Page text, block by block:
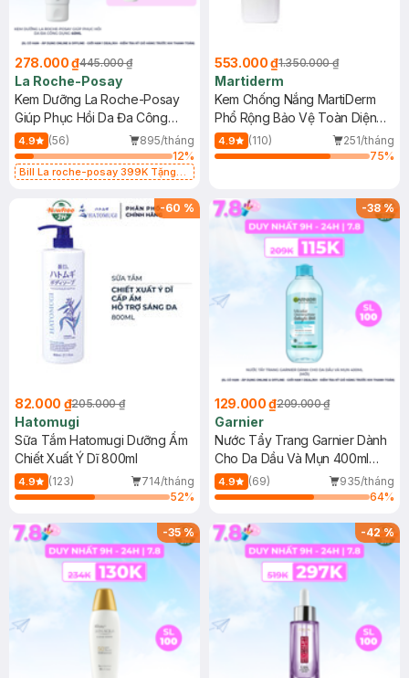
278.000 ₫445.000 ₫
La Roche-Posay
Kem Dưỡng La Roche-Posay
Giúp Phục Hồi Da Đa Công
Dụng 40ml
4.9 (56)
895/tháng
12%
Bill La roche-posay 399K Tặng
(SL có hạn)
553.000 ₫1.350.000 ₫
Martiderm
Kem Chống Nắng MartiDerm
Phổ Rộng Bảo Vệ Toàn Diện
40ml
4.9 (110)
251/tháng
75%
-60 %
82.000 ₫205.000 ₫
Hatomugi
Sữa Tắm Hatomugi Dưỡng Ẩm
Chiết Xuất Ý Dĩ 800ml
4.9 (123)
714/tháng
52%
-38%
129.000 ₫209.000 ₫
Garnier
Nước Tẩy Trang Garnier Dành
Cho Da Dầu Và Mụn 400ml
(Mới)
4.9 (69)
935/tháng
64%
-35% -42%